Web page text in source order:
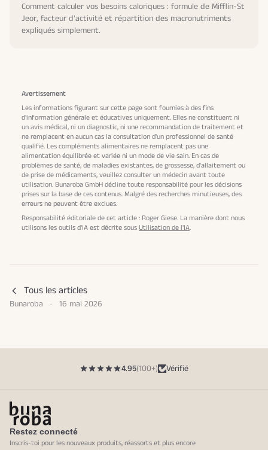
Comment calculer vos besoins caloriques : formule de Mifflin-St
Jeor, facteur d'activité et répartition des macronutriments
expliqués simplement.
Avertissement
Les informations figurant sur cette page sont fournies à des fins
d'information générale et éducatives uniquement. Elles ne constituent ni
un avis médical, ni un diagnostic, ni une recommandation de traitement et
ne remplacent en aucun cas la consultation d'un professionnel de santé
qualifié. Les compléments alimentaires ne remplacent pas une
alimentation équilibrée et variée ni un mode de vie sain. En cas de
problèmes de santé, de maladies existantes, de grossesse, d'allaitement ou
de prise de médicaments, veuillez consulter un médecin avant toute
utilisation. Bunaroba GmbH décline toute responsabilité pour les décisions
prises sur la base de ces contenus. Malgré des recherches minutieuses, des
erreurs ne peuvent être exclues.
Responsabilité éditoriale de cet article : Roger Giese. La manière dont nous
utilisons les outils d'IA est décrite sous Utilisation de l'IA.
Tous les articles
Bunaroba · 16 mai 2026
4.95(100+) Vérifié
Restez connecté
Inscris-toi pour les nouveaux produits, réassorts et plus encore